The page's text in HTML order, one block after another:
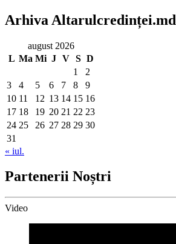
Arhiva Altarulcredinței.md
august 2026
L Ma Mi J V S D
1
2
3
4 5 6 7 8
9
10 11 12 13 14 15 16
17 18 19 20 21 22 23
24 25 26 27 28 29 30
31
« iul.
Partenerii Noștri
Video